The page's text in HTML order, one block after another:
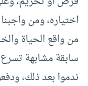
اختياره، ومن
من واقع الحياة
سابقة مشابهة
ندموا بعد ذلك،